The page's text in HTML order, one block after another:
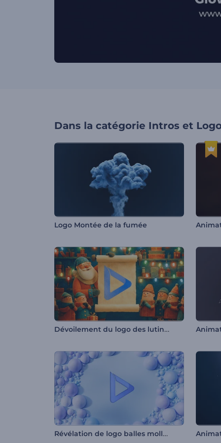
Dans la catégorie Intros et
Logo Montée de la fumée
Dévoilement du logo des lutins du Père Noël
Révélation de logo balles molles